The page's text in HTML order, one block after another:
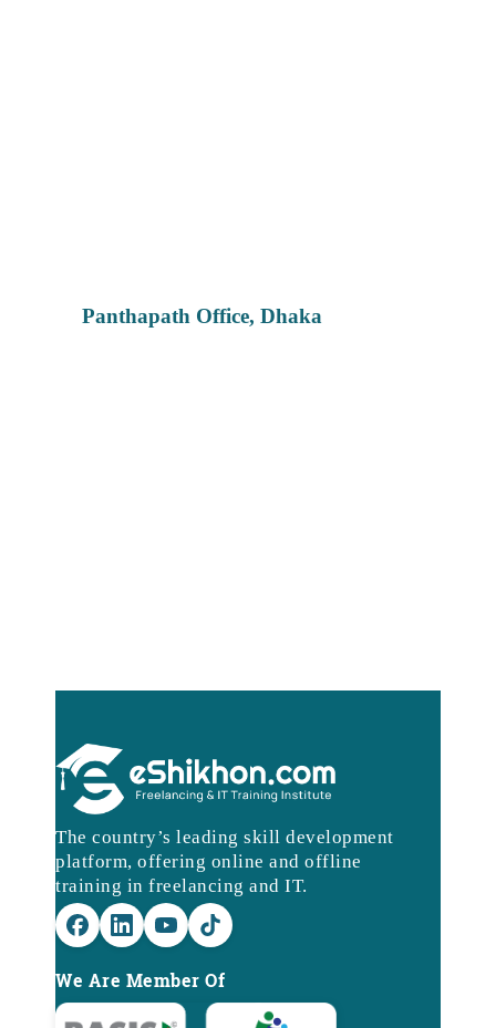
Panthapath Office, Dhaka
The country’s leading skill development
platform, offering online and offline
training in freelancing and IT.
We Are Member Of